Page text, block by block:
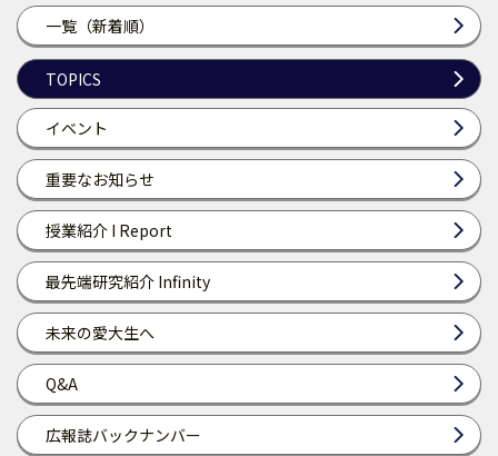
一覧（新着順）
TOPICS
イベント
重要なお知らせ
授業紹介 I Report
最先端研究紹介 Infinity
未来の愛大生へ
Q&A
広報誌バックナンバー